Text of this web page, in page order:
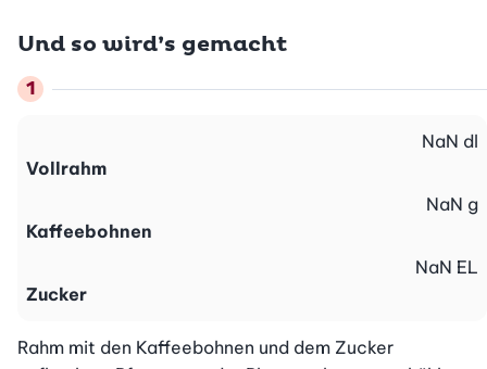
Und so wird’s gemacht
Vollrahm
NaN dl
Kaffeebohnen
NaN g
Zucker
NaN EL
Rahm mit den Kaffeebohnen und dem Zucker